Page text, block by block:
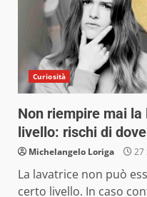
Curiosità
Non riempire mai
livello: rischi di
Michelangelo Loriga 27
La lavatrice non può
certo livello. In caso